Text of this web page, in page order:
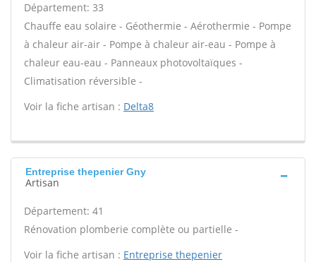
Département: 33
Chauffe eau solaire - Géothermie - Aérothermie - Pompe
à chaleur air-air - Pompe à chaleur air-eau - Pompe à
chaleur eau-eau - Panneaux photovoltaïques -
Climatisation réversible -
Voir la fiche artisan : Delta8
Entreprise thepenier Gny
Artisan
Département: 41
Rénovation plomberie complète ou partielle -
Voir la fiche artisan : Entreprise thepenier